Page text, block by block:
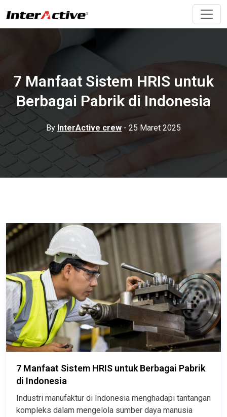
7 Manfaat Sistem HRIS untuk
Berbagai Pabrik di Indonesia
ByInterActive crew - 25 Maret 2025
7 Manfaat Sistem HRIS untuk Berbagai Pabrik
di Indonesia
Industri manufaktur di Indonesia menghadapi tantangan
kompleks dalam mengelola sumber daya manusia